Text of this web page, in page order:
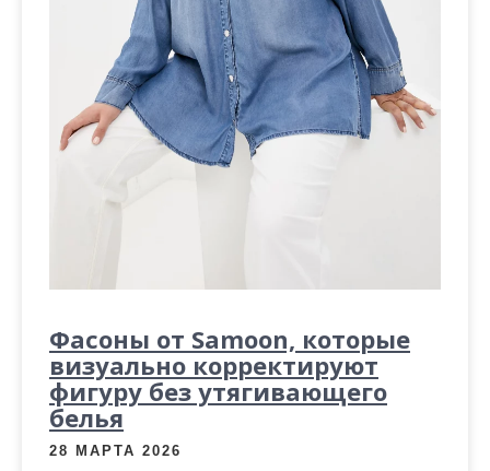
Фасоны от Samoon, которые
визуально корректируют
фигуру без утягивающего
белья
28 МАРТА 2026